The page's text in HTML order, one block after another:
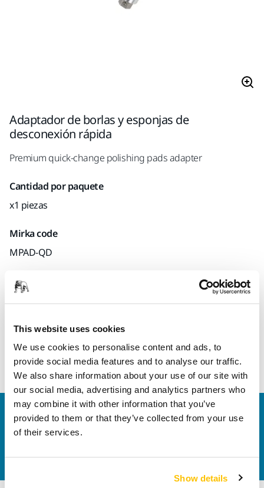
This website uses cookies
We use cookies to personalise content and ads, to
provide social media features and to analyse our traffic.
We also share information about your use of our site with
our social media, advertising and analytics partners who
may combine it with other information that you’ve
provided to them or that they’ve collected from your use
of their services.
Show details
Adaptador de borlas y esponjas de
desconexión rápida
Premium quick-change polishing pads adapter
Cantidad por paquete
x1 piezas
Mirka code
MPAD-QD
El adaptador de desconexión rápida para borlas y esponjas
resiste el calor generado por las pulidoras rotativas.
Contacta con nosotros
¿Necesitas más información?